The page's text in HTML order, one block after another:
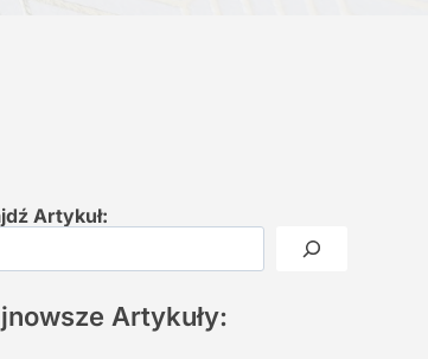
Artykuł:
Artykuły: